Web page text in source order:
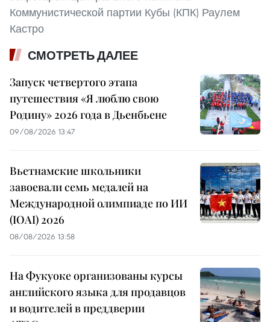
Коммунистической партии Кубы (КПК) Раулем
Кастро
СМОТРЕТЬ ДАЛЕЕ
Запуск четвертого этапа
путешествия «Я люблю свою
Родину» 2026 года в Дьенбьене
09/08/2026 13:47
Вьетнамские школьники
завоевали семь медалей на
Международной олимпиаде по ИИ
(IOAI) 2026
08/08/2026 13:58
На Фукуоке организованы курсы
английского языка для продавцов
и водителей в преддверии